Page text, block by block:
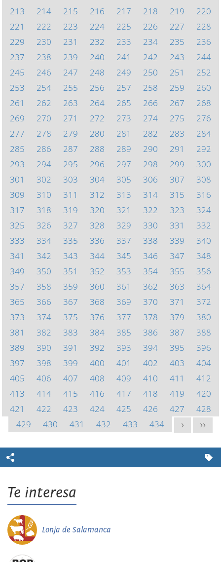
213
214 215 216 217 218 219
220
221
222 223 224 225 226 227
228
229
230 231 232 233 234 235
236
237
238 239 240 241 242 243
244
245
246 247 248 249 250 251
252
253
254 255 256 257 258 259
260
261
262 263 264 265 266 267
268
269
270 271 272 273 274 275
276
277
278 279 280 281 282 283
284
285
286 287 288 289 290 291
292
293
294 295 296 297 298 299
300
301
302 303 304 305 306 307
308
309
310 311 312 313 314 315
316
317
318 319 320 321 322 323
324
325
326 327 328 329 330 331
332
333
334 335 336 337 338 339
340
341
342 343 344 345 346 347
348
349
350 351 352 353 354 355
356
357
358 359 360 361 362 363
364
365
366 367 368 369 370 371
372
373
374 375 376 377 378 379
380
381
382 383 384 385 386 387
388
389
390 391 392 393 394 395
396
397
398 399 400 401 402 403
404
405
406 407 408 409 410 411
412
413
414 415 416 417 418 419
420
421
422 423 424 425 426 427
428
429
430 431 432 433 434 > >>
Te interesa
Lonja de Salamanca